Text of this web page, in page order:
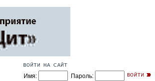
Имя:
Пароль: